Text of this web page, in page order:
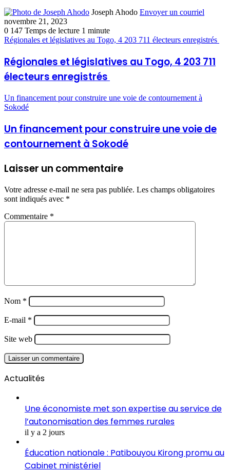
Joseph Ahodo Envoyer un courriel
novembre 21, 2023
0 147 Temps de lecture 1 minute
Régionales et législatives au Togo, 4 203 711 électeurs enregistrés
Régionales et législatives au Togo, 4 203 711
électeurs enregistrés
Un financement pour construire une voie de contournement à
Sokodé
Un financement pour construire une voie de
contournement à Sokodé
Laisser un commentaire
Votre adresse e-mail ne sera pas publiée. Les champs obligatoires
sont indiqués avec *
Commentaire *
Nom *
E-mail *
Site web
Actualités
Une économiste met son expertise au service de
l’autonomisation des femmes rurales
il y a 2 jours
Éducation nationale : Patibouyou Kirong promu au
Cabinet ministériel